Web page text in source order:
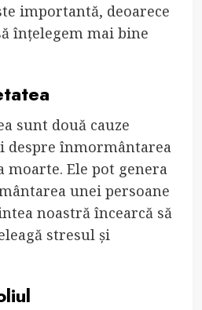
importantă, deoarece
înțelegem mai bine
sunt două cauze
despre înmormântarea
moarte. Ele pot genera
unei persoane
noastră încearcă să
stresul și